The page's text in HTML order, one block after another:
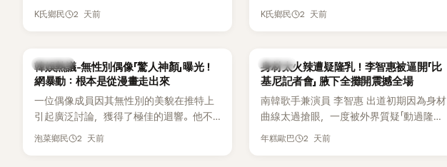
自己的感情生活，不僅坦言已經整整5年沒
K氏鄉民 2 天前
Chicago》主舞台，不僅成為首位擔任該音
遭部分網友質疑，就連美國當地媒體也毫
不留情給出負評，甚至形容整場演出「就像
一場豪華KTV」。
K氏鄉民 2 天前
熱議討論
韓娛熱議-無性別偶像「驚人神顏」曝光！
網暴動：根本是從漫畫走出來
一位偶像成員因其無性別的美貌在推特上
引起廣泛討論，獲得了極佳的迴響。他不
僅外型出眾，舞技也備受讚譽。
泡菜鄉民 2 天前
K-POP
身材太火辣遭疑隆乳！李智惠被逼開「比
基尼記者會」 腋下全攤開震撼全場
南韓歌手兼演員 李智惠 出道初期因為身材
曲線太過搶眼，一度被外界質疑「動過隆乳
手術」，最後甚至被公司安排親上火線，召
年糕歐巴 2 天前